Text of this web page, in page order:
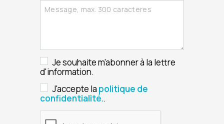
Je souhaite m'abonner à la lettre
d'information.
J'accepte la politique de
confidentialité..